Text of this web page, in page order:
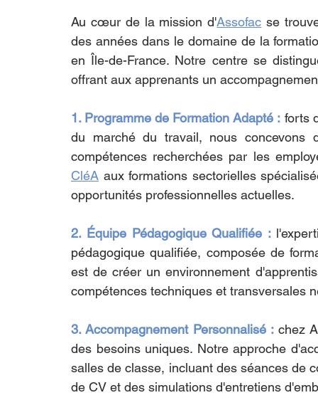
Au cœur de la mission d'Assofac se
des années dans le domaine de la
en Île-de-France. Notre centre se
offrant aux apprenants un
1. Programme de Formation Adapté : forts
du marché du travail, nous concevons
CléA aux formations sectorielles
opportunités professionnelles actuelles.
2. Équipe Pédagogique Qualifiée :
pédagogique qualifiée, composée de
est de créer un environnement
compétences techniques et transversales
3. Accompagnement Personnalisé : chez
des besoins uniques. Notre approche
salles de classe, incluant des séances de
de CV et des simulations d'entretiens